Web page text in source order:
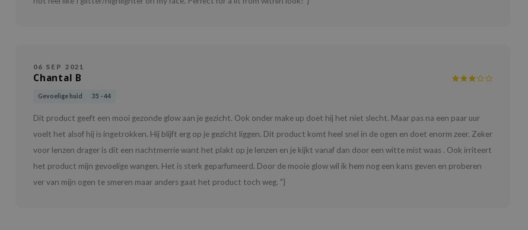
06 SEP 2021
Chantal B
Gevoelige huid 35 - 44
Dit product geeft een mooi gezonde glow aan je gezicht. Ook onder make up doet hij het niet slecht. Maar pas na een paar uur
voelt het alsof hij is ingetrokken. Hij blijft erg op je gezicht liggen. Dit product komt heel snel in de ogen en doet enorm zeer. Zeker
voor lenzen drager is dit een nachtmerrie want het plakt op je lenzen en je kijkt vanaf dan door een witte mist waas . Ook irriteert
het product mijn gevoelige wangen. Het is sterk geparfumeerd. Door de mooie glow wil ik hem nog een kans geven en proberen
ver van mijn ogen te smeren maar anders gaat het product toch weg. "}